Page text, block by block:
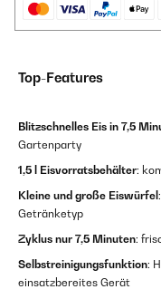
Top-Features
Blitzschnelles Eis in 7,5
Gartenparty
1,5 l Eisvorratsbehälter:
Kleine und große Eiswürfel
Getränketyp
Zyklus nur 7,5 Minuten:
Selbstreinigungsfunktion:
einsatzbereites Gerät